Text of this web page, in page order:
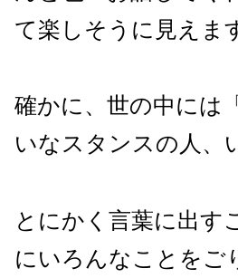
て楽しそうに見えま
確かに、世の中には
いなスタンスの人、
とにかく言葉に出す
にいろんなことをご